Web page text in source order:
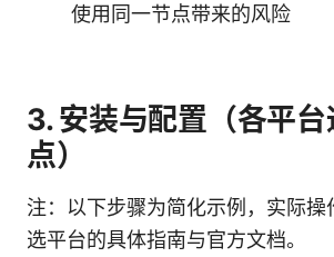
使用同一节点带来的风险
3. 安装与配置（各平台
点）
注：以下步骤为简化示例，实际操
选平台的具体指南与官方文档。